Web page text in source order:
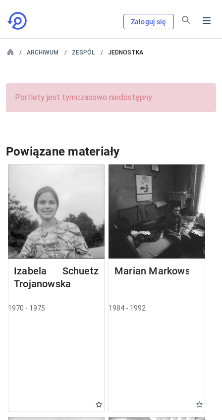
Zaloguj się
ARCHIWUM ZESPÓŁ JEDNOSTKA
Portlety jest tymczasowo niedostępny.
Powiązane materiały
Izabela Schuetz
Trojanowska
1970 - 1975
Marian Markowski
1984 - 1992